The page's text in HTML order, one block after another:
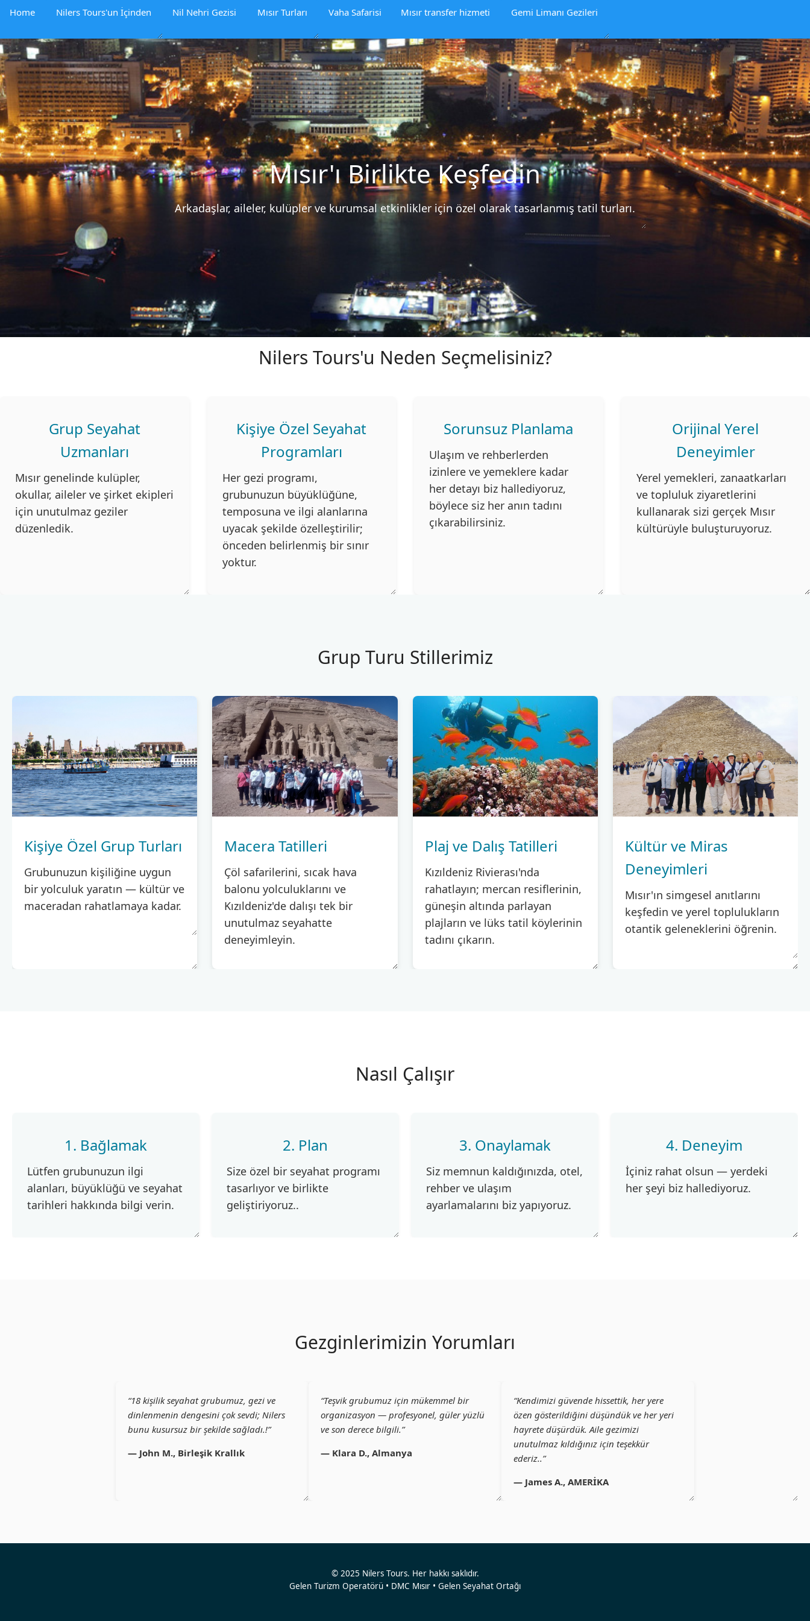
Home Nilers Tours'un İçinden Nil Nehri Gezisi Mısır Turları Vaha Safarisi Mısır transfer hizmeti Gemi Limanı Gezileri
Mısır'ı Birlikte Keşfedin
Arkadaşlar, aileler, kulüpler ve kurumsal etkinlikler için özel olarak tasarlanmış tatil turları.
Nilers Tours'u Neden Seçmelisiniz?
Grup Seyahat
Uzmanları
Mısır genelinde kulüpler,
okullar, aileler ve şirket ekipleri
için unutulmaz geziler
düzenledik.
Kişiye Özel Seyahat
Programları
Her gezi programı,
grubunuzun büyüklüğüne,
temposuna ve ilgi alanlarına
uyacak şekilde özelleştirilir;
önceden belirlenmiş bir sınır
yoktur.
Sorunsuz Planlama
Ulaşım ve rehberlerden
izinlere ve yemeklere kadar
her detayı biz hallediyoruz,
böylece siz her anın tadını
çıkarabilirsiniz.
Orijinal Yerel
Deneyimler
Yerel yemekleri, zanaatkarları
ve topluluk ziyaretlerini
kullanarak sizi gerçek Mısır
kültürüyle buluşturuyoruz.
Grup Turu Stillerimiz
Kişiye Özel Grup Turları
Grubunuzun kişiliğine uygun
bir yolculuk yaratın — kültür ve
maceradan rahatlamaya kadar.
Macera Tatilleri
Çöl safarilerini, sıcak hava
balonu yolculuklarını ve
Kızıldeniz'de dalışı tek bir
unutulmaz seyahatte
deneyimleyin.
Plaj ve Dalış Tatilleri
Kızıldeniz Rivierası'nda
rahatlayın; mercan resiflerinin,
güneşin altında parlayan
plajların ve lüks tatil köylerinin
tadını çıkarın.
Kültür ve Miras
Deneyimleri
Mısır'ın simgesel anıtlarını
keşfedin ve yerel toplulukların
otantik geleneklerini öğrenin.
Nasıl Çalışır
1. Bağlamak
Lütfen grubunuzun ilgi
alanları, büyüklüğü ve seyahat
tarihleri hakkında bilgi verin.
2. Plan
Size özel bir seyahat programı
tasarlıyor ve birlikte
geliştiriyoruz..
3. Onaylamak
Siz memnun kaldığınızda, otel,
rehber ve ulaşım
ayarlamalarını biz yapıyoruz.
4. Deneyim
İçiniz rahat olsun — yerdeki
her şeyi biz hallediyoruz.
Gezginlerimizin Yorumları
“18 kişilik seyahat grubumuz, gezi ve
dinlenmenin dengesini çok sevdi; Nilers
bunu kusursuz bir şekilde sağladı.!”
— John M., Birleşik Krallık
“Teşvik grubumuz için mükemmel bir
organizasyon — profesyonel, güler yüzlü
ve son derece bilgili.”
— Klara D., Almanya
“Kendimizi güvende hissettik, her yere
özen gösterildiğini düşündük ve her yeri
hayrete düşürdük. Aile gezimizi
unutulmaz kıldığınız için teşekkür
ederiz..”
— James A., AMERİKA
© 2025 Nilers Tours. Her hakkı saklıdır.
Gelen Turizm Operatörü • DMC Mısır • Gelen Seyahat Ortağı